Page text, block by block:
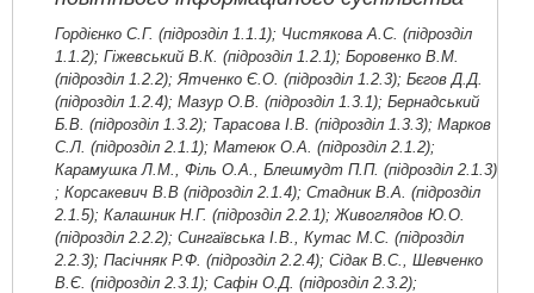
Гордієнко С.Г. (підрозділ 1.1.1); Чистякова А.С. (підрозділ
1.1.2); Гіжевський В.К. (підрозділ 1.2.1); Боровенко В.М.
(підрозділ 1.2.2); Ятченко Є.О. (підрозділ 1.2.3); Бєгов Д.Д.
(підрозділ 1.2.4); Мазур О.В. (підрозділ 1.3.1); Бернадський
Б.В. (підрозділ 1.3.2); Тарасова І.В. (підрозділ 1.3.3); Марков
С.Л. (підрозділ 2.1.1); Матеюк О.А. (підрозділ 2.1.2);
Карамушка Л.М., Філь О.А., Блешмудт П.П. (підрозділ 2.1.3)
; Корсакевич В.В (підрозділ 2.1.4); Стадник В.А. (підрозділ
2.1.5); Калашник Н.Г. (підрозділ 2.2.1); Живоглядов Ю.О.
(підрозділ 2.2.2); Сингаївська І.В., Кутас М.С. (підрозділ
2.2.3); Пасічняк Р.Ф. (підрозділ 2.2.4); Сідак В.С., Шевченко
В.Є. (підрозділ 2.3.1); Сафін О.Д. (підрозділ 2.3.2);